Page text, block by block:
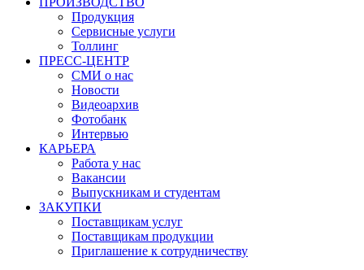
Продукция
Сервисные услуги
Толлинг
ПРЕСС-ЦЕНТР
СМИ о нас
Новости
Видеоархив
Фотобанк
Интервью
КАРЬЕРА
Работа у нас
Вакансии
Выпускникам и студентам
ЗАКУПКИ
Поставщикам услуг
Поставщикам продукции
Приглашение к сотрудничеству